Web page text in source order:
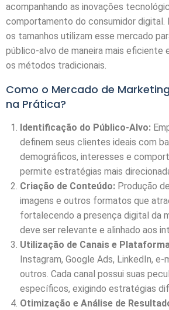
acompanhando as inovações
comportamento do consumidor digital.
os tamanhos utilizam esse mercado
público-alvo de maneira mais eficiente
os métodos tradicionais.
Como o Mercado de
na Prática?
Identificação do Público-Alvo:
definem seus clientes ideais com
demográficos, interesses e
permite estratégias mais
Criação de Conteúdo: Produção
imagens e outros formatos que
fortalecendo a presença digital da
deve ser relevante e alinhado aos
Utilização de Canais e
Instagram, Google Ads, LinkedIn,
outros. Cada canal possui suas
específicos, exigindo estratégias
Otimização e Análise de